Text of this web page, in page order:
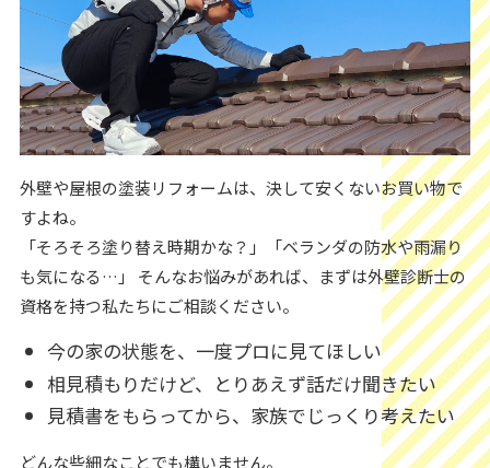
外壁や屋根の塗装リフォームは、決して安くないお買い物で
すよね。
「そろそろ塗り替え時期かな？」「ベランダの防水や雨漏り
も気になる…」 そんなお悩みがあれば、まずは外壁診断士の
資格を持つ私たちにご相談ください。
今の家の状態を、一度プロに見てほしい
相見積もりだけど、とりあえず話だけ聞きたい
見積書をもらってから、家族でじっくり考えたい
どんな些細なことでも構いません。